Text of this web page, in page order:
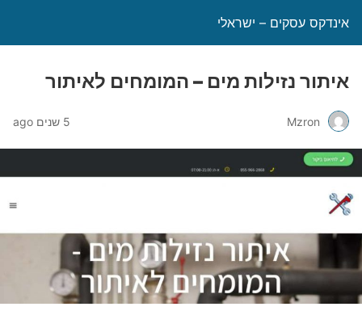
אינדקס עסקים – ישראלי
איתור נזילות מים – המומחים לאיתור
Mzron 5 שנים ago